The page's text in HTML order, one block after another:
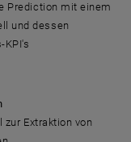
Prediction mit einem
und dessen
KPI's
Extraktion von